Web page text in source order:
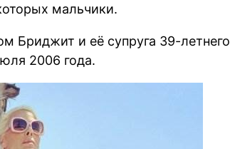
мальчики.
Бриджит и её супруга 39-летнего
2006 года.